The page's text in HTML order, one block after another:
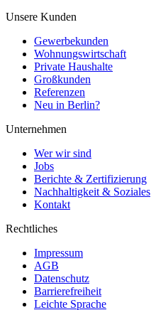
Unsere Kunden
Gewerbekunden
Wohnungswirtschaft
Private Haushalte
Großkunden
Referenzen
Neu in Berlin?
Unternehmen
Wer wir sind
Jobs
Berichte & Zertifizierung
Nachhaltigkeit & Soziales
Kontakt
Rechtliches
Impressum
AGB
Datenschutz
Barrierefreiheit
Leichte Sprache